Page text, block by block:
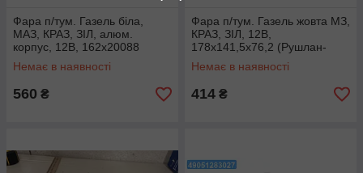
Фара п/тум. Газель біла,
МАЗ, КРАЗ, ЗІЛ, алюм.
корпус, 12В, 162х20088
(Русулан-Комлект) ФПГ-108
Немає в наявності
560 ₴
Фара п/тум. Газель жовта МЗ,
КРАЗ, ЗІЛ, 12В,
178x141,5х76,2 (Рушлан-
Комлект) ФПГ-106
Немає в наявності
414 ₴